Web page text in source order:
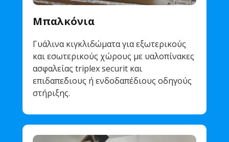
Μπαλκόνια
Γυάλινα κιγκλιδώματα για εξωτερικούς
και εσωτερικούς χώρους με υαλοπίνακες
ασφαλείας triplex securit και
επιδαπε΄διους ή ενδοδαπέδιους οδηγούς
στήριξης.